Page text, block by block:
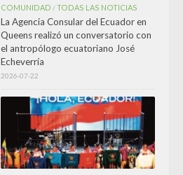
COMUNIDAD /TODAS LAS NOTICIAS
La Agencia Consular del Ecuador en
Queens realizó un conversatorio con
el antropólogo ecuatoriano José
Echeverría
2026-07-22